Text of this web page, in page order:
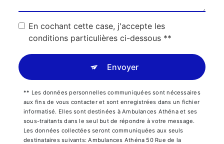
En cochant cette case, j'accepte les
conditions particulières ci-dessous **
Envoyer
** Les données personnelles communiquées sont nécessaires
aux fins de vous contacter et sont enregistrées dans un fichier
informatisé. Elles sont destinées à Ambulances Athéna et ses
sous-traitants dans le seul but de répondre à votre message.
Les données collectées seront communiquées aux seuls
destinataires suivants: Ambulances Athéna 50 Rue de la